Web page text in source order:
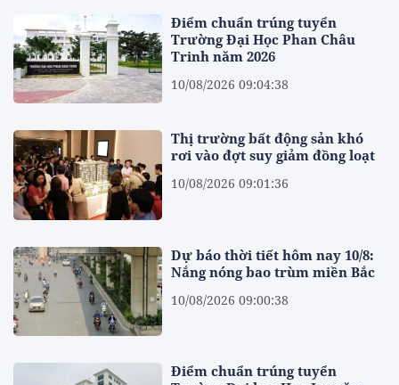
Điểm chuẩn trúng tuyển
Trường Đại Học Phan Châu
Trinh năm 2026
10/08/2026 09:04:38
Thị trường bất động sản khó
rơi vào đợt suy giảm đồng loạt
10/08/2026 09:01:36
Dự báo thời tiết hôm nay 10/8:
Nắng nóng bao trùm miền Bắc
10/08/2026 09:00:38
Điểm chuẩn trúng tuyển